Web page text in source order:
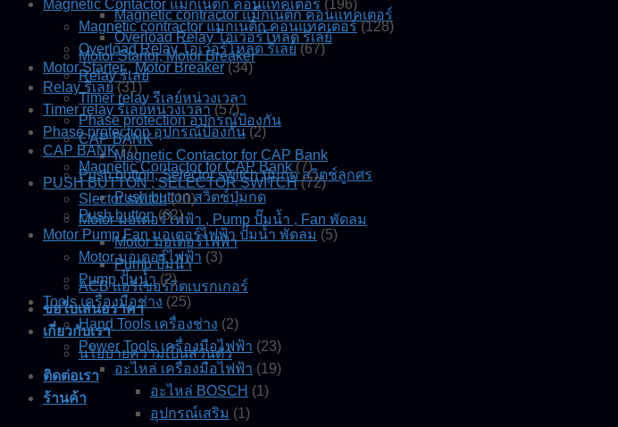
Magnetic contractor แม็กเนติก คอนแทคเตอร์
Overload Relay โอเวอร์โหลด รีเลย์
Motor Startor, Motor Breaker
Relay รีเลย์
Timer relay รีเลย์หน่วงเวลา
Phase protection อุปกรณ์ป้องกัน
CAP BANK
Magnetic Contactor for CAP Bank
Push button, Selector switch ปุ่มกด สวิตช์ลูกศร
Push button สวิตช์ปุ่มกด
Motor มอเตอร์ไฟฟ้า , Pump ปั๊มน้ำ , Fan พัดลม
Motor มอเตอร์ไฟฟ้า
Pump ปั๊มน้ำ
ACB แอร์เซอร์กิตเบรกเกอร์
ขอใบเสนอราคา
เกี่ยวกับเรา
นโยบายความเป็นส่วนตัว
ติดต่อเรา
ร้านค้า
Magnetic Contactor แม็กเนติก คอนแทคเตอร์ (196)
Magnetic contractor แม็กเนติก คอนแทคเตอร์ (128)
Overload Relay โอเวอร์โหลด รีเลย์ (67)
Motor Starter , Motor Breaker (34)
Relay รีเลย์ (31)
Timer relay รีเลย์หน่วงเวลา (57)
Phase protection อุปกรณ์ป้องกัน (2)
CAP BANK (7)
Magnetic Contactor for CAP Bank (7)
PUSH BUTTON , SELECTOR SWITCH (72)
Slector switch (10)
Push button (62)
Motor Pump Fan มอเตอร์ไฟฟ้า ปั๊มน้ำ พัดลม (5)
Motor มอเตอร์ไฟฟ้า (3)
Pump ปั๊มน้ำ (2)
Tools เครื่องมือช่าง (25)
Hand Tools เครื่องช่าง (2)
Power Tools เครื่องมือไฟฟ้า (23)
อะไหล่ เครื่องมือไฟฟ้า (19)
อะไหล่ BOSCH (1)
อุปกรณ์เสริม (1)